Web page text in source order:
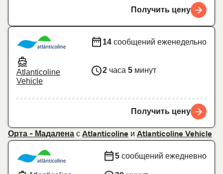
Получить цену
Atlanticoline
Vehicle
14 сообщений еженедельно
2 часа 5 минут
Получить цену
Орта - Мадалена с Atlanticoline и Atlanticoline Vehicle
5 сообщений ежедневно